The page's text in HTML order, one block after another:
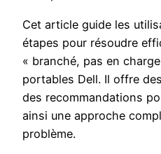
Cet article guide les
étapes pour résoudre
« branché, pas en
portables Dell. Il offre
des recommandations
ainsi une approche
problème.